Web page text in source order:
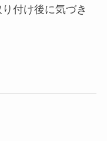
付け後に気づき